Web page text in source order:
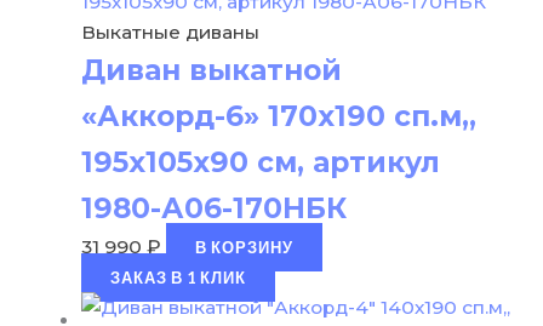
Выкатные диваны
Диван выкатной
«Аккорд-6» 170х190 сп.м,,
195х105х90 см, артикул
1980-А06-170НБК
31 990 ₽
В КОРЗИНУ
ЗАКАЗ В 1 КЛИК